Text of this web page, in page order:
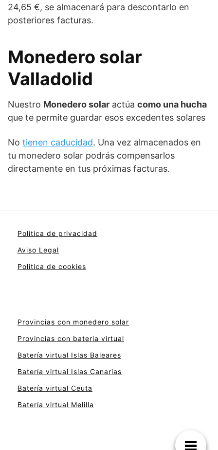
24,65 €, se almacenará para descontarlo en
posteriores facturas.
Monedero solar
Valladolid
Nuestro Monedero solar actúa como una hucha
que te permite guardar esos excedentes solares
No tienen caducidad. Una vez almacenados en
tu monedero solar podrás compensarlos
directamente en tus próximas facturas.
Politica de privacidad
Aviso Legal
Politica de cookies
Provincias con monedero solar
Provincias con bateria virtual
Batería virtual Islas Baleares
Batería virtual Islas Canarias
Batería virtual Ceuta
Batería virtual Melilla